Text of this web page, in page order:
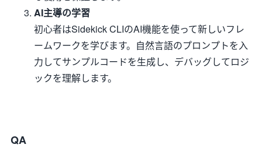
AI主導の学習
初心者はSidekick CLIのAI機能を使って新しいフレ
ームワークを学びます。自然言語のプロンプトを入
力してサンプルコードを生成し、デバッグしてロジ
ックを理解します。
QA